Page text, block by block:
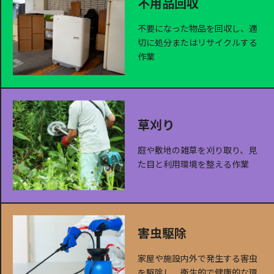
不要になった物品を回収し、適
切に処分またはリサイクルする
作業
草刈り
庭や敷地の雑草を刈り取り、見
た目と利用環境を整える作業
害虫駆除
家屋や施設内外で発生する害虫